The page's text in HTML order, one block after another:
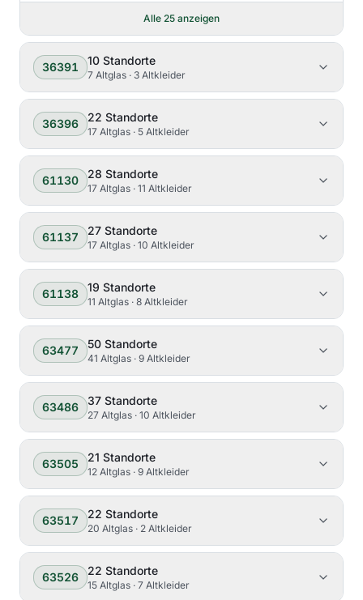
Alle 25 anzeigen
36391 10 Standorte
7 Altglas · 3 Altkleider
36396 22 Standorte
17 Altglas · 5 Altkleider
61130 28 Standorte
17 Altglas · 11 Altkleider
61137 27 Standorte
17 Altglas · 10 Altkleider
61138 19 Standorte
11 Altglas · 8 Altkleider
63477 50 Standorte
41 Altglas · 9 Altkleider
63486 37 Standorte
27 Altglas · 10 Altkleider
63505 21 Standorte
12 Altglas · 9 Altkleider
63517 22 Standorte
20 Altglas · 2 Altkleider
63526 22 Standorte
15 Altglas · 7 Altkleider